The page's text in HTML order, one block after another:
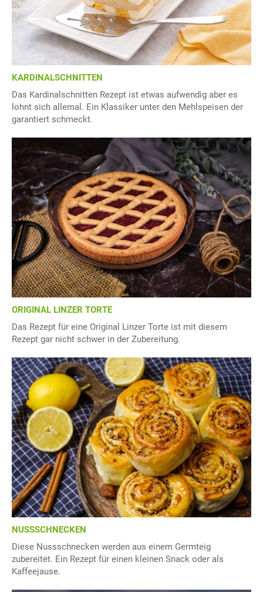
KARDINALSCHNITTEN
Das Kardinalschnitten Rezept ist etwas aufwendig aber es
lohnt sich allemal. Ein Klassiker unter den Mehlspeisen der
garantiert schmeckt.
ORIGINAL LINZER TORTE
Das Rezept für eine Original Linzer Torte ist mit diesem
Rezept gar nicht schwer in der Zubereitung.
NUSSSCHNECKEN
Diese Nussschnecken werden aus einem Germteig
zubereitet. Ein Rezept für einen kleinen Snack oder als
Kaffeejause.